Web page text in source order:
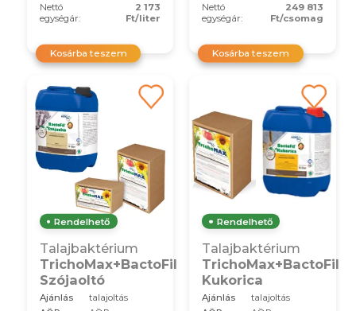
Nettó
egységár:
2 173
Ft/liter
Kosárba teszem
Nettó
egységár:
249 813
Ft/csomag
Kosárba teszem
Rendelhető
Talajbaktérium
TrichoMax+BactoFil
Szójaoltó
Ajánlás
talajoltás
Rendelhető
Talajbaktérium
TrichoMax+BactoFil
Kukorica
Ajánlás
talajoltás